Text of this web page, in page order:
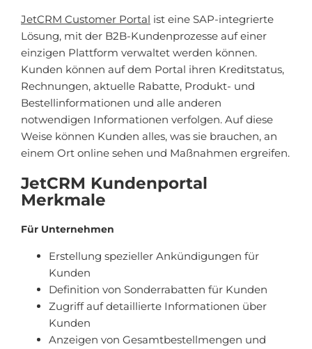
JetCRM Customer Portal ist eine SAP-integrierte
Lösung, mit der B2B-Kundenprozesse auf einer
einzigen Plattform verwaltet werden können.
Kunden können auf dem Portal ihren Kreditstatus,
Rechnungen, aktuelle Rabatte, Produkt- und
Bestellinformationen und alle anderen
notwendigen Informationen verfolgen. Auf diese
Weise können Kunden alles, was sie brauchen, an
einem Ort online sehen und Maßnahmen ergreifen.
JetCRM Kundenportal
Merkmale
Für Unternehmen
Erstellung spezieller Ankündigungen für
Kunden
Definition von Sonderrabatten für Kunden
Zugriff auf detaillierte Informationen über
Kunden
Anzeigen von Gesamtbestellmengen und